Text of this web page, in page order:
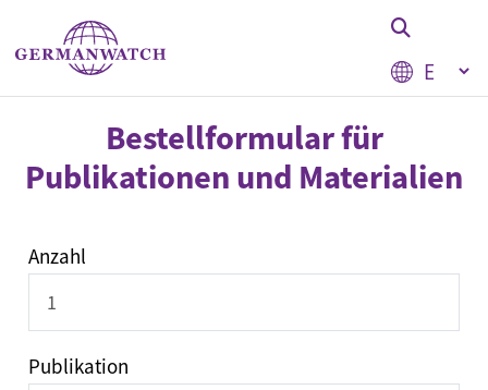
Pasar al contenido principal
Select
StichwortsucheBestellformular für
Publikationen und Materialien
Anzahl
Publikation